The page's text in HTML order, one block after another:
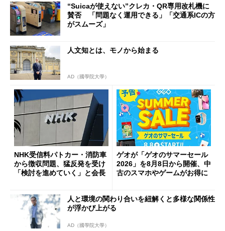
“Suicaが使えない”クレカ・QR専用改札機に
賛否 「問題なく運用できる」「交通系ICの方
がスムーズ」
人文知とは、モノから始まる
AD（國學院大學）
NHK受信料パトカー・消防車
から徴収問題、猛反発を受け
「検討を進めていく」と会長
ゲオが「ゲオのサマーセール
2026」を8月8日から開催、中
古のスマホやゲームがお得に
人と環境の関わり合いを紐解くと多様な関係性
が浮かび上がる
AD（國學院大學）